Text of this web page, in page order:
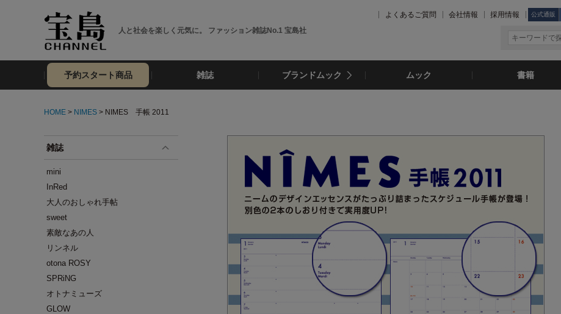
人と社会を楽しく元気に。 ファッション雑誌No.1 宝島社
よくあるご質問 会社情報 採用情報 公式通販
予約スタート商品 雑誌 ブランドムック ムック 書籍
HOME > NIMES > NIMES 手帳 2011
雑誌
mini
InRed
大人のおしゃれ手帖
sweet
素敵なあの人
リンネル
otona ROSY
SPRiNG
オトナミューズ
GLOW